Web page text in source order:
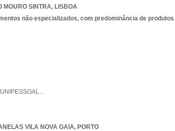
MOURO SINTRA, LISBOA
não especializados, com predominância de produtos
UNIPESSOAL...
VILA NOVA GAIA, PORTO